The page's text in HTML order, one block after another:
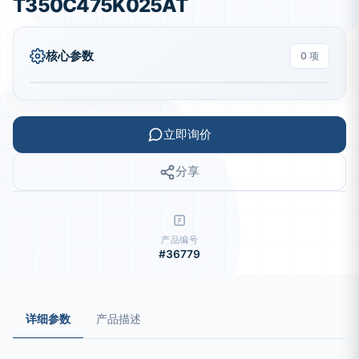
T350C475K025AT
核心参数 0 项
立即询价
分享
产品编号
#36779
详细参数 产品描述